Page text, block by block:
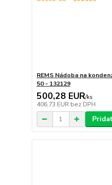
REMS Nádoba na
50 - 132129
500,28 EUR/ks
406,73 EUR bez DPH